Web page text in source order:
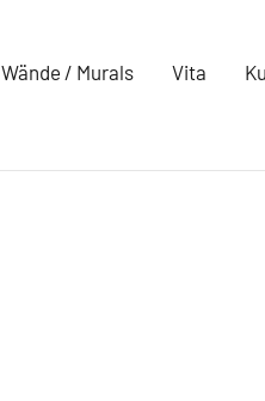
Wände / Murals Vita